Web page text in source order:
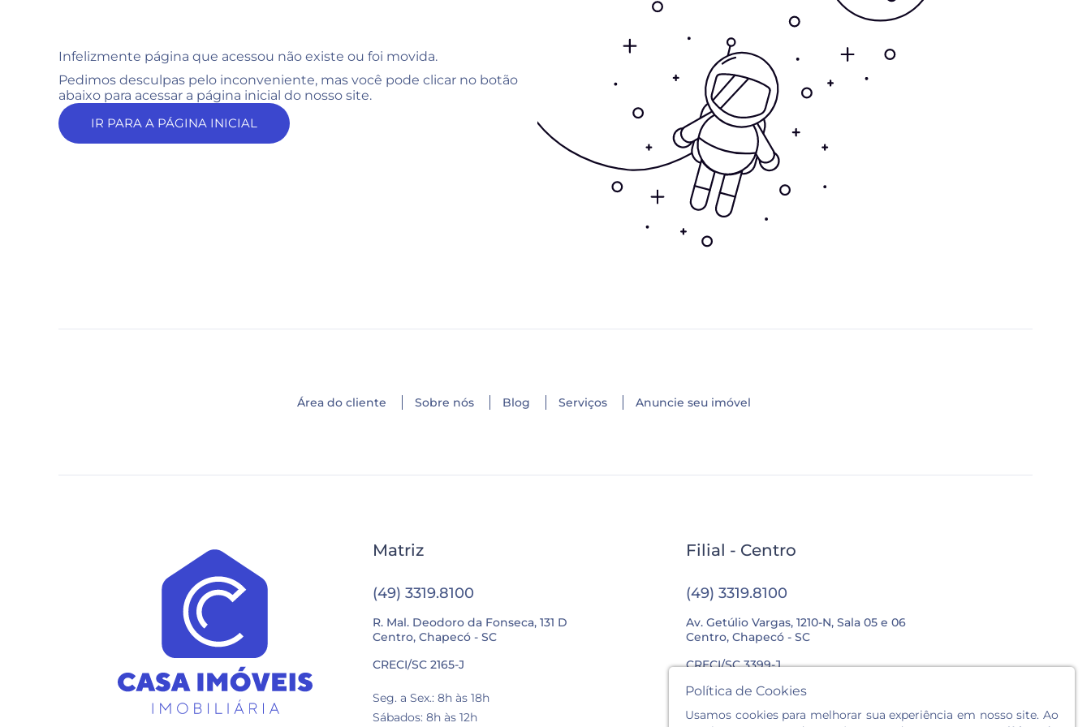
Infelizmente página que acessou não existe ou foi movida.
Pedimos desculpas pelo inconveniente, mas você pode clicar no botão
abaixo para acessar a página inicial do nosso site.
IR PARA A PÁGINA INICIAL
Área do cliente Sobre nós Blog Serviços Anuncie seu imóvel
Matriz
(49) 3319.8100
R. Mal. Deodoro da Fonseca, 131 D
Centro, Chapecó - SC
CRECI/SC 2165-J
Seg. a Sex.: 8h às 18h
Sábados: 8h às 12h
Filial - Centro
(49) 3319.8100
Av. Getúlio Vargas, 1210-N, Sala 05 e 06
Centro, Chapecó - SC
CRECI/SC 3399-J
Seg. a Sex.: 8h às 12h / 13:30h às 18h
Sábados: 8h às 12h
Política de Cookies
Usamos cookies para melhorar sua experiência em nosso site. Ao